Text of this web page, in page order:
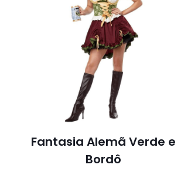
Fantasia Alemã Verde e
Bordô